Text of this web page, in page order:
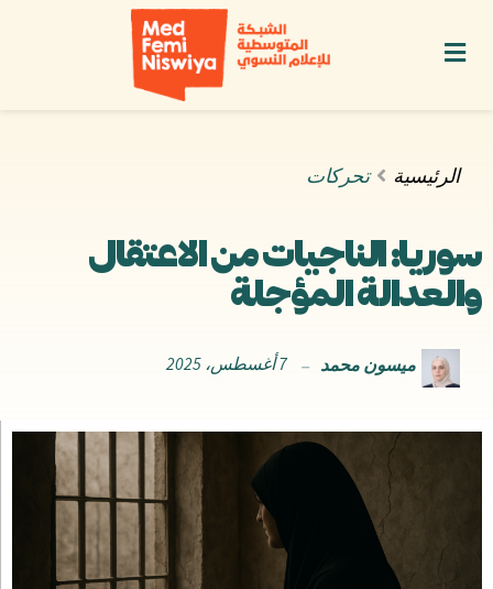
الرئيسية تحركات
سوريا: الناجيات من الاعتقال
والعدالة المؤجلة
ميسون محمد 7 أغسطس، 2025